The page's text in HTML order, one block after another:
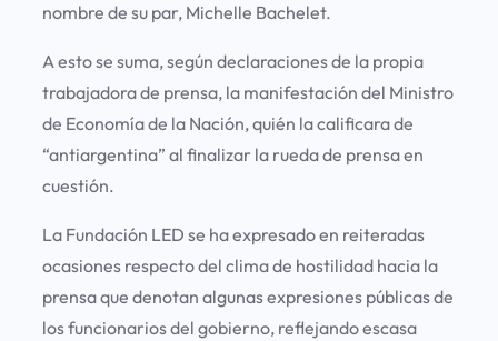
nombre de su par, Michelle Bachelet.
A esto se suma, según declaraciones de la propia
trabajadora de prensa, la manifestación del Ministro
de Economía de la Nación, quién la calificara de
“antiargentina” al finalizar la rueda de prensa en
cuestión.
La Fundación LED se ha expresado en reiteradas
ocasiones respecto del clima de hostilidad hacia la
prensa que denotan algunas expresiones públicas de
los funcionarios del gobierno, reflejando escasa